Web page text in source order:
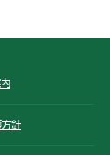
方針